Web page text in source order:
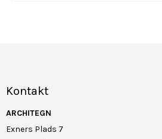
Kontakt
ARCHITEGN
Exners Plads 7